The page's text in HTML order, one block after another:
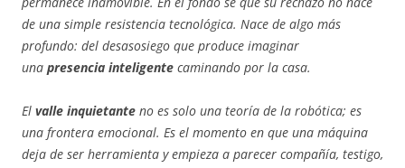
de una simple resistencia tecnológica. Nace de algo más
profundo: del desasosiego que produce imaginar
una presencia inteligente caminando por la casa.
El valle inquietante no es solo una teoría de la robótica; es
una frontera emocional. Es el momento en que una máquina
deja de ser herramienta y empieza a parecer compañía, testigo,